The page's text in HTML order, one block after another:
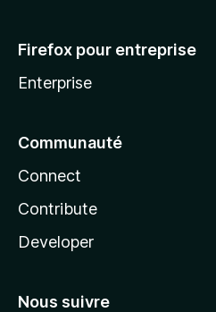
Firefox pour entreprise
Enterprise
Communauté
Connect
Contribute
Developer
Nous suivre